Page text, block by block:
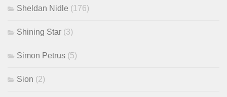
Sheldan Nidle (176)
Shining Star (3)
Simon Petrus (5)
Sion (2)